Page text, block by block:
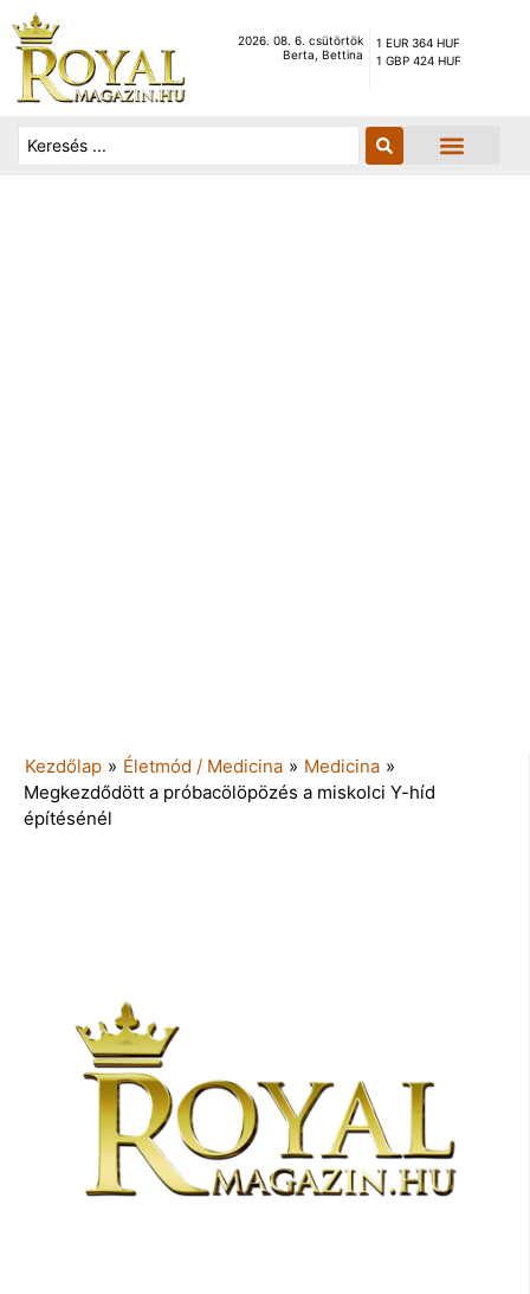
2026. 08. 6. csütörtök
Berta, Bettina
1 EUR 364 HUF
1 GBP 424 HUF
Kezdőlap » Életmód / Medicina » Medicina »
Megkezdődött a próbacölöpözés a miskolci Y-híd
építésénél